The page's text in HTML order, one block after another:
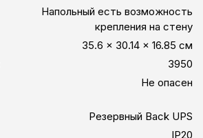
Напольный есть возможность
крепления на стену
35.6 x 30.14 x 16.85 см
3950
Не опасен
Резервный Back UPS
IP20